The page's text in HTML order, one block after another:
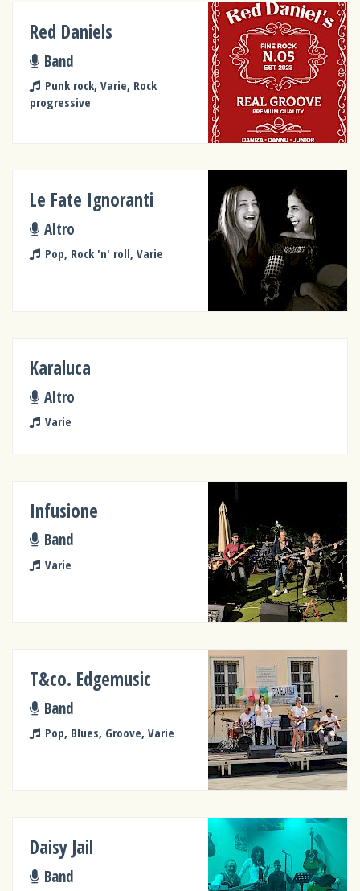
Red Daniels
Band
Punk rock, Varie, Rock
progressive
Le Fate Ignoranti
Altro
Pop, Rock 'n' roll, Varie
Karaluca
Altro
Varie
Infusione
Band
Varie
T&co. Edgemusic
Band
Pop, Blues, Groove, Varie
Daisy Jail
Band